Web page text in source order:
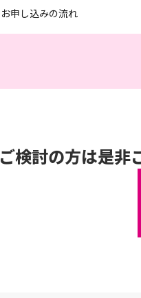
お申し込みの流れ
ご検討の方は是非